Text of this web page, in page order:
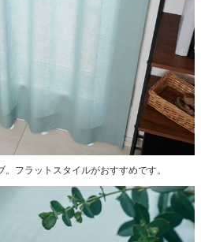
フラットスタイルがおすすめです。